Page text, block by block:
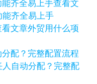
查看文
齐全易上手
看文章外贸用什么项
自动分配？完整配